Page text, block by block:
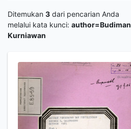
Ditemukan 3 dari pencarian Anda
melalui kata kunci: author=Budiman
Kurniawan